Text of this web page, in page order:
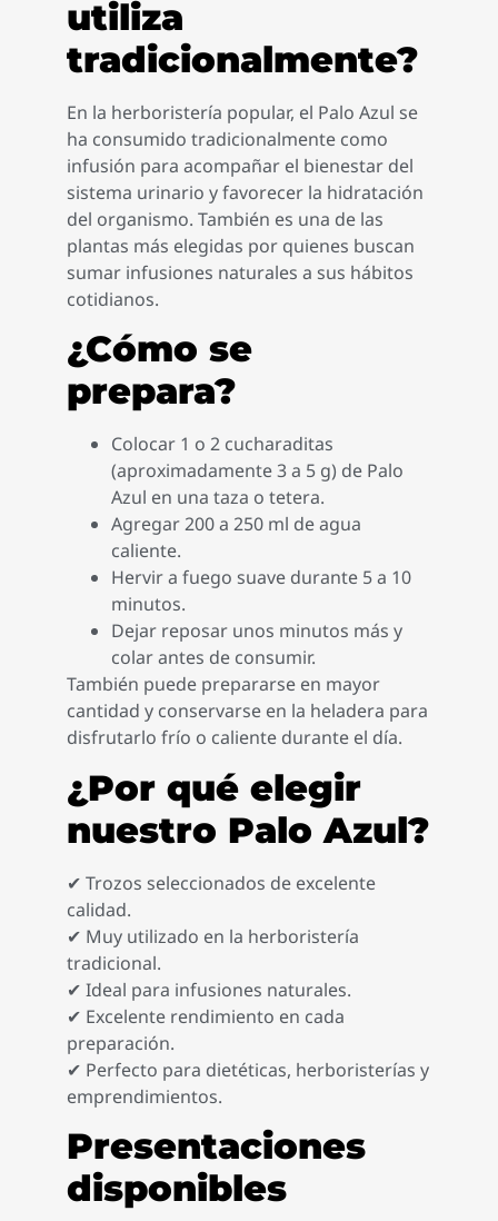
utiliza
tradicionalmente?
En la herboristería popular, el Palo Azul se
ha consumido tradicionalmente como
infusión para acompañar el bienestar del
sistema urinario y favorecer la hidratación
del organismo. También es una de las
plantas más elegidas por quienes buscan
sumar infusiones naturales a sus hábitos
cotidianos.
¿Cómo se
prepara?
Colocar 1 o 2 cucharaditas
(aproximadamente 3 a 5 g) de Palo
Azul en una taza o tetera.
Agregar 200 a 250 ml de agua
caliente.
Hervir a fuego suave durante 5 a 10
minutos.
Dejar reposar unos minutos más y
colar antes de consumir.
También puede prepararse en mayor
cantidad y conservarse en la heladera para
disfrutarlo frío o caliente durante el día.
¿Por qué elegir
nuestro Palo Azul?
✔ Trozos seleccionados de excelente
calidad.
✔ Muy utilizado en la herboristería
tradicional.
✔ Ideal para infusiones naturales.
✔ Excelente rendimiento en cada
preparación.
✔ Perfecto para dietéticas, herboristerías y
emprendimientos.
Presentaciones
disponibles